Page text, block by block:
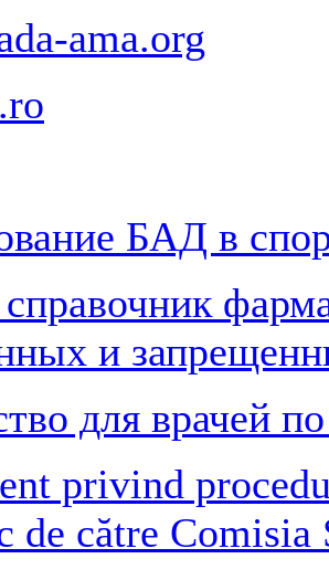
ama.org
БАД в
и
для врачей
privind
de către Comisia